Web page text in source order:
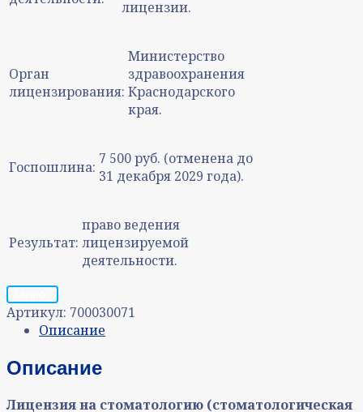
лицензии.
Орган
лицензирования:
Министерство
здравоохранения
Краснодарского
края.
Госпошлина: 7 500 руб. (отменена до
31 декабря 2029 года).
Результат:
право ведения
лицензируемой
деятельности.
Артикул: 700030071
Описание
Описание
Лицензия на стоматологию (стоматологическая